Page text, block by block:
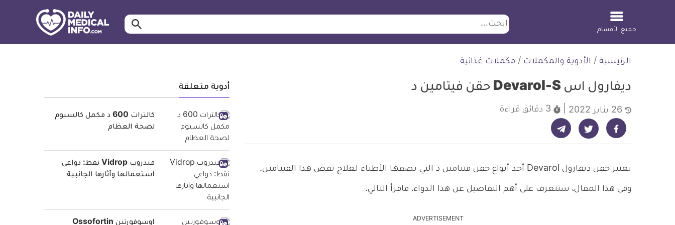
ابحث ابحث…
جميع الأقسام
الرئيسية / الأدوية والمكملات / مكملات غذائية
ديفارول اس Devarol-S حقن فيتامين د
3 دقائق قراءة
شارك على فيسبوك - ديلي ميديكال انفو شارك على تويتر - ديلي ميديكال انفو شارك على تيليجرام - ديلي ميديكال انفو
تعتبر حقن ديفارول Devarol أحد أنواع حقن فيتامين د التي يصفها الأطباء لعلاج نقص هذا الفيتامين.
وفي هذا المقال، سنتعرف على أهم التفاصيل عن هذا الدواء، فاقرأ التالي.
ADVERTISEMENT
أدوية متعلقة
كالترات 600 د مكمل كالسيوم
لصحة العظام
فيدروب Vidrop نقط: دواعي
استعمالها وآثارها الجانبية
اوسوفورتين Ossofortin